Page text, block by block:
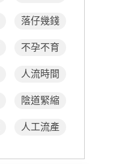
落仔幾錢
不孕不育
人流時間
陰道緊縮
人工流產